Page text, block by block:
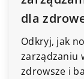
dla
Odkryj, jak
zarządzaniu
zdrowsze i